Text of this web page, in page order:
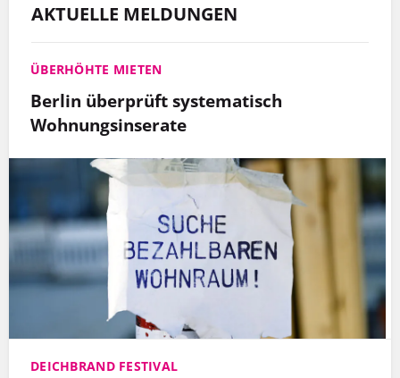
AKTUELLE MELDUNGEN
ÜBERHÖHTE MIETEN
Berlin überprüft systematisch
Wohnungsinserate
DEICHBRAND FESTIVAL